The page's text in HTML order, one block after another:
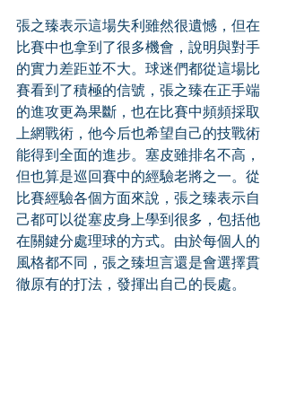
張之臻表示這場失利雖然很遺憾，但在
比賽中也拿到了很多機會，說明與對手
的實力差距並不大。球迷們都從這場比
賽看到了積極的信號，張之臻在正手端
的進攻更為果斷，也在比賽中頻頻採取
上網戰術，他今后也希望自己的技戰術
能得到全面的進步。塞皮雖排名不高，
但也算是巡回賽中的經驗老將之一。從
比賽經驗各個方面來說，張之臻表示自
己都可以從塞皮身上學到很多，包括他
在關鍵分處理球的方式。由於每個人的
風格都不同，張之臻坦言還是會選擇貫
徹原有的打法，發揮出自己的長處。